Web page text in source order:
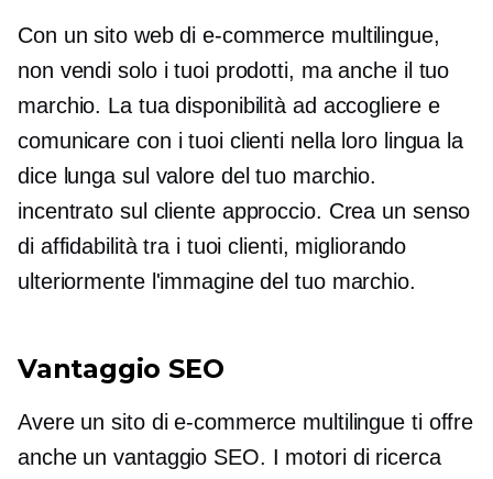
Con un sito web di e-commerce multilingue,
non vendi solo i tuoi prodotti, ma anche il tuo
marchio. La tua disponibilità ad accogliere e
comunicare con i tuoi clienti nella loro lingua la
dice lunga sul valore del tuo marchio.
incentrato sul clienteapproccio. Crea un senso
di affidabilità tra i tuoi clienti, migliorando
ulteriormente l'immagine del tuo marchio.
Vantaggio SEO
Avere un sito di e-commerce multilingue ti offre
anche un vantaggio SEO. I motori di ricerca